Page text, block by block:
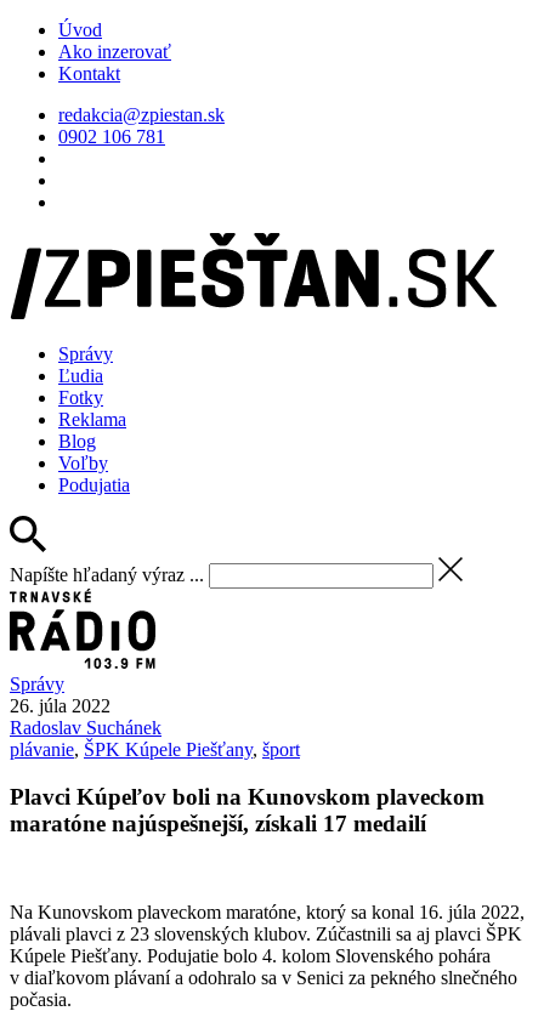
Úvod
Ako inzerovať
Kontakt
redakcia@zpiestan.sk
0902 106 781
Správy
Ľudia
Fotky
Reklama
Blog
Voľby
Podujatia
Napíšte hľadaný výraz ...
Správy
26. júla 2022
Radoslav Suchánek
plávanie, ŠPK Kúpele Piešťany, šport
Plavci Kúpeľov boli na Kunovskom plaveckom
maratóne najúspešnejší, získali 17 medailí
Na Kunovskom plaveckom maratóne, ktorý sa konal 16. júla 2022,
plávali plavci z 23 slovenských klubov. Zúčastnili sa aj plavci ŠPK
Kúpele Piešťany. Podujatie bolo 4. kolom Slovenského pohára
v diaľkovom plávaní a odohralo sa v Senici za pekného slnečného
počasia.